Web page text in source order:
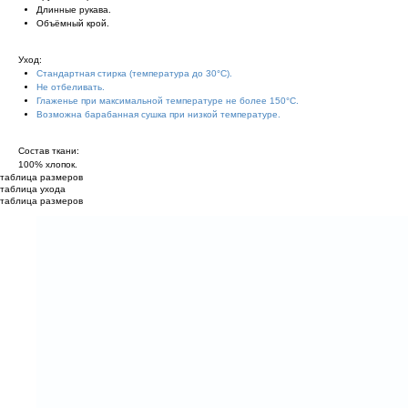
Длинные рукава.
Объёмный крой.
Уход:
Стандартная стирка (температура до 30°С).
Не отбеливать.
Глаженье при максимальной температуре не более 150°С.
Возможна барабанная сушка при низкой температуре.
Состав ткани:
100% хлопок.
таблица размеров
таблица ухода
таблица размеров